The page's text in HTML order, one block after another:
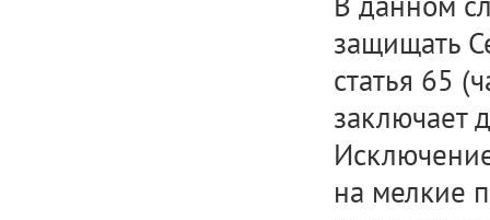
защищать
статья 65
заключает
на мелкие